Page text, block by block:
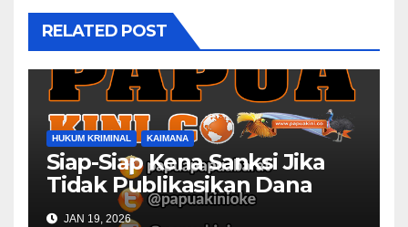
RELATED POST
HUKUM KRIMINAL KAIMANA
Siap-Siap Kena Sanksi Jika
Tidak Publikasikan Dana
Desa
JAN 19, 2026